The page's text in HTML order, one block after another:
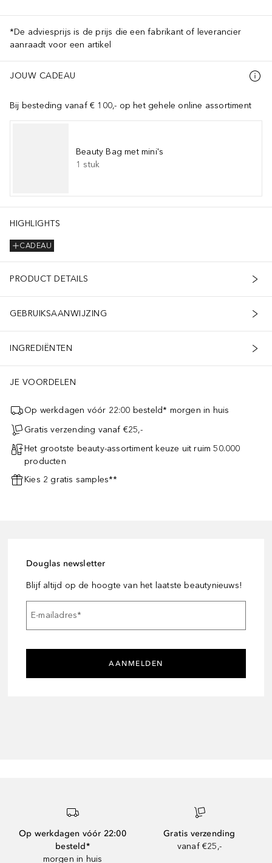
*De adviesprijs is de prijs die een fabrikant of leverancier
aanraadt voor een artikel
JOUW CADEAU
Bij besteding vanaf € 100,- op het gehele online assortiment
Beauty Bag met mini's
1 stuk
HIGHLIGHTS
CADEAU
PRODUCT DETAILS
GEBRUIKSAANWIJZING
INGREDIËNTEN
JE VOORDELEN
Op werkdagen vóór 22:00 besteld* morgen in huis
Gratis verzending vanaf €25,-
Het grootste beauty-assortiment keuze uit ruim 50.000
producten
Kies 2 gratis samples**
Douglas newsletter
Blijf altijd op de hoogte van het laatste beautynieuws!
E-mailadres*
AANMELDEN
Op werkdagen vóór 22:00
besteld*
morgen in huis
Gratis verzending
vanaf €25,-